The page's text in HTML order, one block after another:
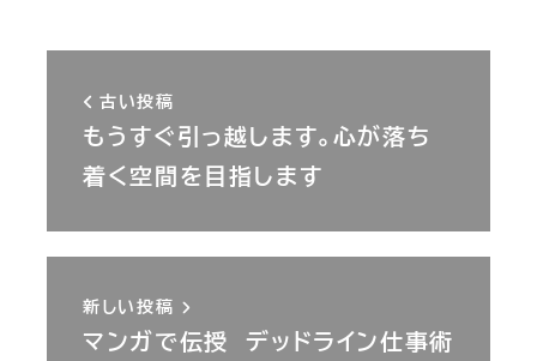
古い投稿
もうすぐ引っ越します。心が落ち
着く空間を目指します
新しい投稿
マンガで伝授 デッドライン仕事術